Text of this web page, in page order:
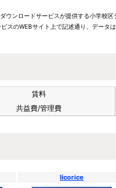
ウンロードサービスが提供する小学校
スのWEBサイト上で記述通り、デー
賃料
共益費/管理費
licorice